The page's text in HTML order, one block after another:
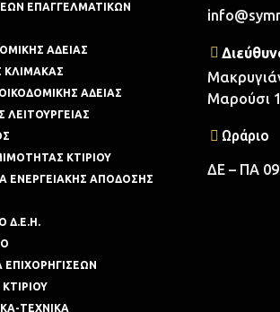
ΕΠΑΓΓΕΛΜΑΤΙΚΩΝ
ΑΔΕΙΑΣ
ΚΛΙΜΑΚΑΣ
ΑΔΕΙΑΣ
ΛΕΙΤΟΥΡΓΕΙΑΣ
ΚΤΙΡΙΟΥ
ΕΝΕΡΓΕΙΑΚΗΣ ΑΠΟΔΟΣΗΣ
Δ.Ε.Η.
ΤΕΧΝΙΚΑ
Μαρούσι
Ωράριο
ΔΕ – ΠΑ